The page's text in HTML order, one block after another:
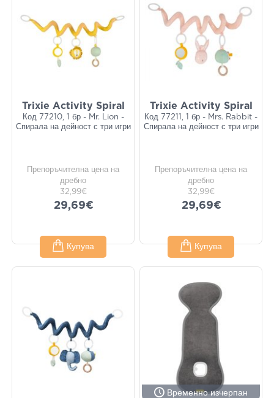
Trixie Activity Spiral
Код 77210, 1 бр - Mr. Lion -
Спирала на дейност с три игри
Препоръчителна цена на
дребно
32,99€
29,69€
Купува
Trixie Activity Spiral
Код 77211, 1 бр - Mrs. Rabbit -
Спирала на дейност с три игри
Препоръчителна цена на
дребно
32,99€
29,69€
Купува
Временно изчерпан